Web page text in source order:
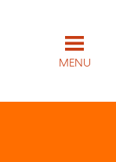
MENU